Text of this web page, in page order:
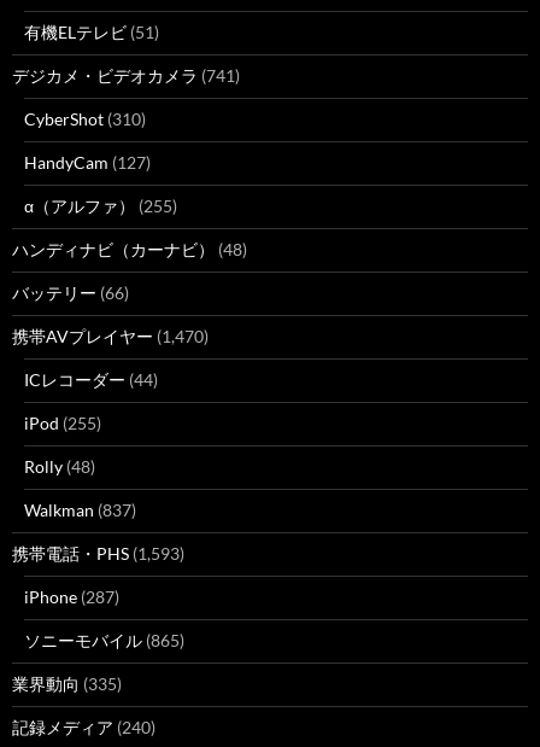
有機ELテレビ (51)
デジカメ・ビデオカメラ (741)
CyberShot (310)
HandyCam (127)
α（アルファ） (255)
ハンディナビ（カーナビ） (48)
バッテリー (66)
携帯AVプレイヤー (1,470)
ICレコーダー (44)
iPod (255)
Rolly (48)
Walkman (837)
携帯電話・PHS (1,593)
iPhone (287)
ソニーモバイル (865)
業界動向 (335)
記録メディア (240)